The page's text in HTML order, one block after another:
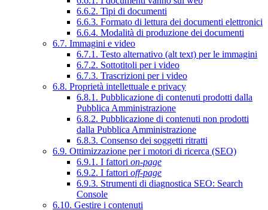
6.6.2. Tipi di documenti
6.6.3. Formato di lettura dei documenti elettronici
6.6.4. Modalità di produzione dei documenti
6.7. Immagini e video
6.7.1. Testo alternativo (alt text) per le immagini
6.7.2. Sottotitoli per i video
6.7.3. Trascrizioni per i video
6.8. Proprietà intellettuale e privacy
6.8.1. Pubblicazione di contenuti prodotti dalla
Pubblica Amministrazione
6.8.2. Pubblicazione di contenuti non prodotti
dalla Pubblica Amministrazione
6.8.3. Consenso dei soggetti ritratti
6.9. Ottimizzazione per i motori di ricerca (SEO)
6.9.1. I fattori on-page
6.9.2. I fattori off-page
6.9.3. Strumenti di diagnostica SEO: Search
Console
6.10. Gestire i contenuti